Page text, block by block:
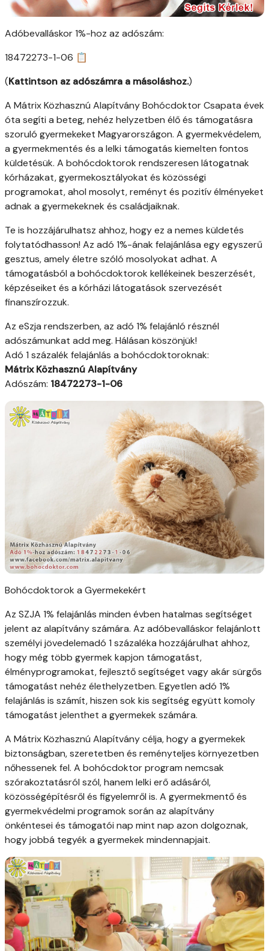
Adóbevalláskor 1%-hoz az adószám:
18472273-1-06 📋
(Kattintson az adószámra a másoláshoz.)
A Mátrix Közhasznú Alapítvány Bohócdoktor Csapata évek
óta segíti a beteg, nehéz helyzetben élő és támogatásra
szoruló gyermekeket Magyarországon. A gyermekvédelem,
a gyermekmentés és a lelki támogatás kiemelten fontos
küldetésük. A bohócdoktorok rendszeresen látogatnak
kórházakat, gyermekosztályokat és közösségi
programokat, ahol mosolyt, reményt és pozitív élményeket
adnak a gyermekeknek és családjaiknak.
Te is hozzájárulhatsz ahhoz, hogy ez a nemes küldetés
folytatódhasson! Az adó 1%-ának felajánlása egy egyszerű
gesztus, amely életre szóló mosolyokat adhat. A
támogatásból a bohócdoktorok kellékeinek beszerzését,
képzéseiket és a kórházi látogatások szervezését
finanszírozzuk.
Az eSzja rendszerben, az adó 1% felajánló résznél
adószámunkat add meg. Hálásan köszönjük!
Adó 1 százalék felajánlás a bohócdoktoroknak:
Mátrix Közhasznú Alapítvány
Adószám: 18472273-1-06
Bohócdoktorok a Gyermekekért
Az SZJA 1% felajánlás minden évben hatalmas segítséget
jelent az alapítvány számára. Az adóbevalláskor felajánlott
személyi jövedelemadó 1 százaléka hozzájárulhat ahhoz,
hogy még több gyermek kapjon támogatást,
élményprogramokat, fejlesztő segítséget vagy akár sürgős
támogatást nehéz élethelyzetben. Egyetlen adó 1%
felajánlás is számít, hiszen sok kis segítség együtt komoly
támogatást jelenthet a gyermekek számára.
A Mátrix Közhasznú Alapítvány célja, hogy a gyermekek
biztonságban, szeretetben és reményteljes környezetben
nőhessenek fel. A bohócdoktor program nemcsak
szórakoztatásról szól, hanem lelki erő adásáról,
közösségépítésről és figyelemről is. A gyermekmentő és
gyermekvédelmi programok során az alapítvány
önkéntesei és támogatói nap mint nap azon dolgoznak,
hogy jobbá tegyék a gyermekek mindennapjait.